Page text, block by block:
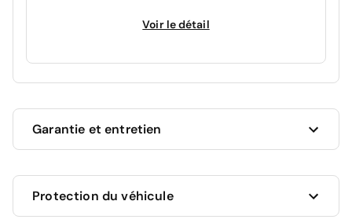
Voir le détail
Garantie et entretien
mois à compter de la date de livraison.
Protection du véhicule